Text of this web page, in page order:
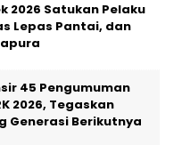
2026 Satukan Pelaku
Lepas Pantai, dan
45 Pengumuman
2026, Tegaskan
Generasi Berikutnya